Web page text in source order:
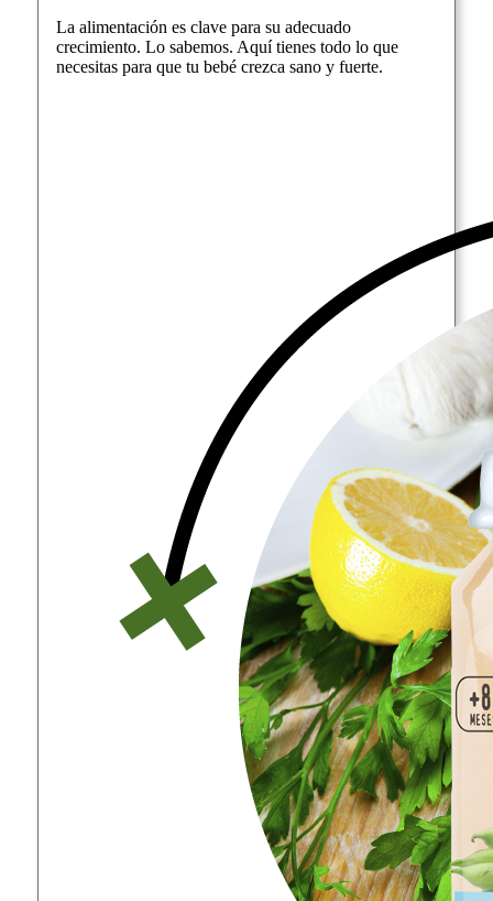
La alimentación es clave para su adecuado
crecimiento. Lo sabemos. Aquí tienes todo lo que
necesitas para que tu bebé crezca sano y fuerte.